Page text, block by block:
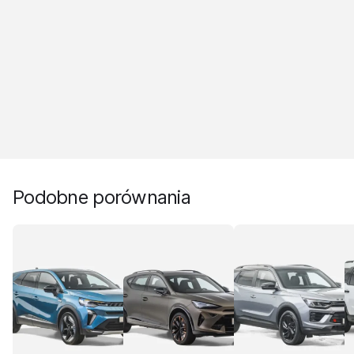
Podobne porównania